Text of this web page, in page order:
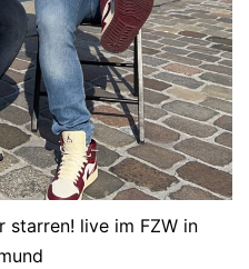
starren! live im FZW in